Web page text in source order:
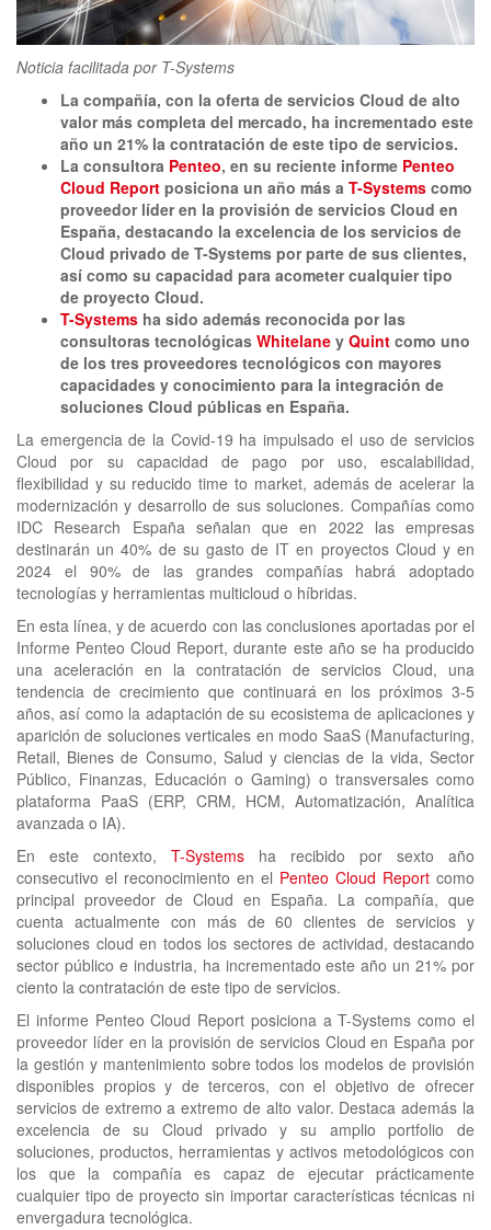
Noticia facilitada por T-Systems
La compañía, con la oferta de servicios Cloud de alto
valor más completa del mercado, ha incrementado este
año un 21% la contratación de este tipo de servicios.
La consultora Penteo, en su reciente informe Penteo
Cloud Report posiciona un año más a T-Systems como
proveedor líder en la provisión de servicios Cloud en
España, destacando la excelencia de los servicios de
Cloud privado de T-Systems por parte de sus clientes,
así como su capacidad para acometer cualquier tipo
de proyecto Cloud.
T-Systems ha sido además reconocida por las
consultoras tecnológicas Whitelane y Quint como uno
de los tres proveedores tecnológicos con mayores
capacidades y conocimiento para la integración de
soluciones Cloud públicas en España.
La emergencia de la Covid-19 ha impulsado el uso de servicios
Cloud por su capacidad de pago por uso, escalabilidad,
flexibilidad y su reducido time to market, además de acelerar la
modernización y desarrollo de sus soluciones. Compañías como
IDC Research España señalan que en 2022 las empresas
destinarán un 40% de su gasto de IT en proyectos Cloud y en
2024 el 90% de las grandes compañías habrá adoptado
tecnologías y herramientas multicloud o híbridas.
En esta línea, y de acuerdo con las conclusiones aportadas por el
Informe Penteo Cloud Report, durante este año se ha producido
una aceleración en la contratación de servicios Cloud, una
tendencia de crecimiento que continuará en los próximos 3-5
años, así como la adaptación de su ecosistema de aplicaciones y
aparición de soluciones verticales en modo SaaS (Manufacturing,
Retail, Bienes de Consumo, Salud y ciencias de la vida, Sector
Público, Finanzas, Educación o Gaming) o transversales como
plataforma PaaS (ERP, CRM, HCM, Automatización, Analítica
avanzada o IA).
En este contexto, T-Systems ha recibido por sexto año
consecutivo el reconocimiento en el Penteo Cloud Report como
principal proveedor de Cloud en España. La compañía, que
cuenta actualmente con más de 60 clientes de servicios y
soluciones cloud en todos los sectores de actividad, destacando
sector público e industria, ha incrementado este año un 21% por
ciento la contratación de este tipo de servicios.
El informe Penteo Cloud Report posiciona a T-Systems como el
proveedor líder en la provisión de servicios Cloud en España por
la gestión y mantenimiento sobre todos los modelos de provisión
disponibles propios y de terceros, con el objetivo de ofrecer
servicios de extremo a extremo de alto valor. Destaca además la
excelencia de su Cloud privado y su amplio portfolio de
soluciones, productos, herramientas y activos metodológicos con
los que la compañía es capaz de ejecutar prácticamente
cualquier tipo de proyecto sin importar características técnicas ni
envergadura tecnológica.